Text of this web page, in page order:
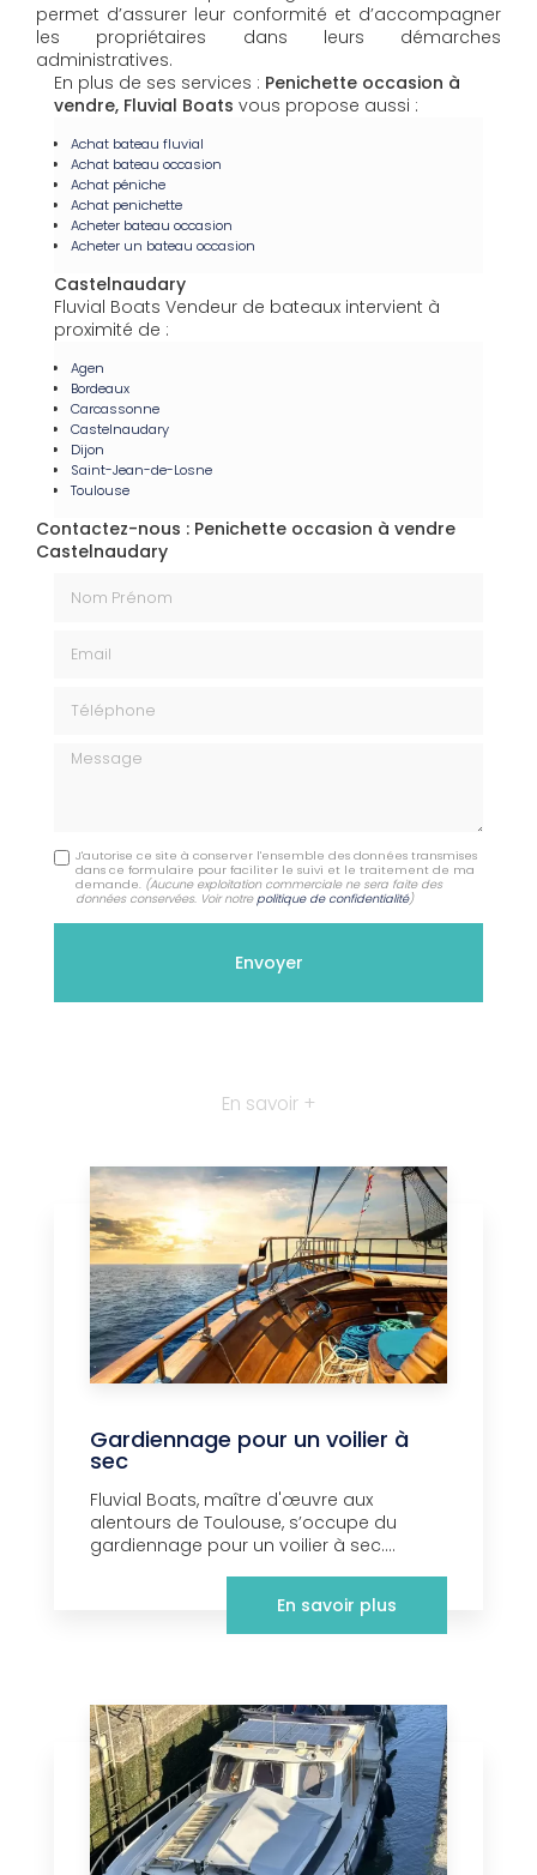
permet d’assurer leur conformité et d’accompagner
les propriétaires dans leurs démarches
administratives.
En plus de ses services : Penichette occasion à
vendre, Fluvial Boats vous propose aussi :
Achat bateau fluvial
Achat bateau occasion
Achat péniche
Achat penichette
Acheter bateau occasion
Acheter un bateau occasion
Castelnaudary
Fluvial Boats Vendeur de bateaux intervient à
proximité de :
Agen
Bordeaux
Carcassonne
Castelnaudary
Dijon
Saint-Jean-de-Losne
Toulouse
Contactez-nous : Penichette occasion à vendre
Castelnaudary
Message
J'autorise ce site à conserver l'ensemble des données transmises
dans ce formulaire pour faciliter le suivi et le traitement de ma
demande. (Aucune exploitation commerciale ne sera faite des
données conservées. Voir notrepolitique de confidentialité)
En savoir +
Gardiennage pour un voilier à
sec
Fluvial Boats, maître d'œuvre aux
alentours de Toulouse, s’occupe du
gardiennage pour un voilier à sec....
En savoir plus